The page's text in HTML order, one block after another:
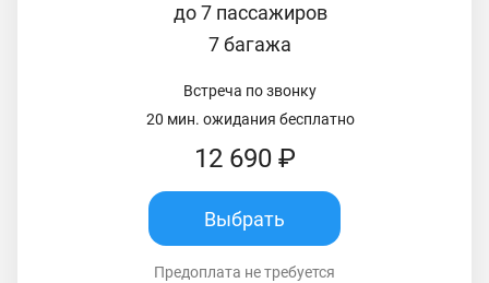
до 7 пассажиров
7 багажа
Встреча по звонку
20 мин. ожидания бесплатно
12 690 ₽
Выбрать
Предоплата не требуется